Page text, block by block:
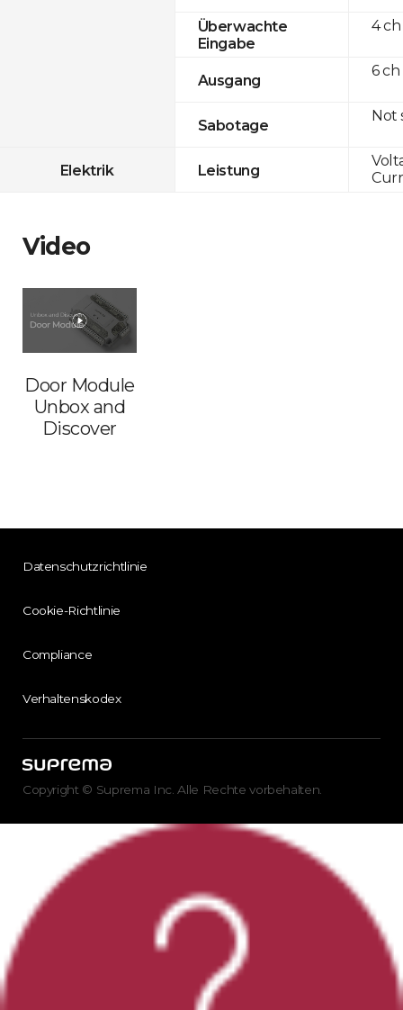
Überwachte
Eingabe
Ausgang
Sabotage
Elektrik Leistung
4 ch
6 ch
Not
Video
Door Module
Unbox and
Discover
Datenschutzrichtlinie
Cookie-Richtlinie
Compliance
Verhaltenskodex
Copyright © Suprema Inc. Alle Rechte vorbehalten.